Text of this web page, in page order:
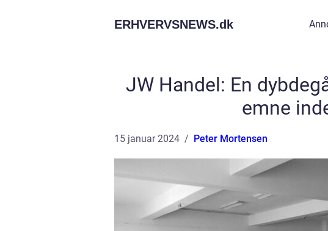
ERHVERVSNEWS.dk
JW Handel: En
emne
15 januar 2024 Peter Mortensen